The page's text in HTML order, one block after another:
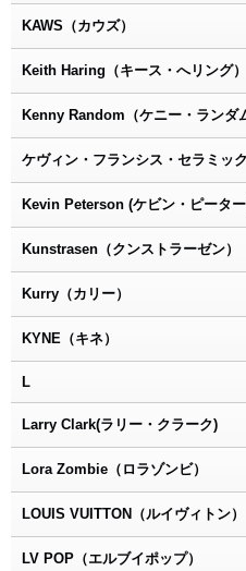
KAWS（カウズ）
Keith Haring（キース・へリング）
Kenny Random（ケニー・ランダ
ケヴィン・フランシス・セラミッ
Kevin Peterson (ケビン・ピータ
Kunstrasen（クンストラーゼン）
Kurry（カリー）
KYNE（キネ）
L
Larry Clark(ラリー・クラーク)
Lora Zombie（ロラゾンビ）
LOUIS VUITTON（ルイヴィトン）
LV POP（エルブイポップ）